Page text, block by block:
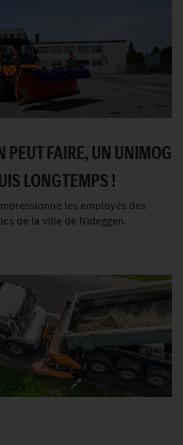
PEUT FAIRE, UN UNIMOG
LONGTEMPS !
les employés des
de la ville de Nideggen.